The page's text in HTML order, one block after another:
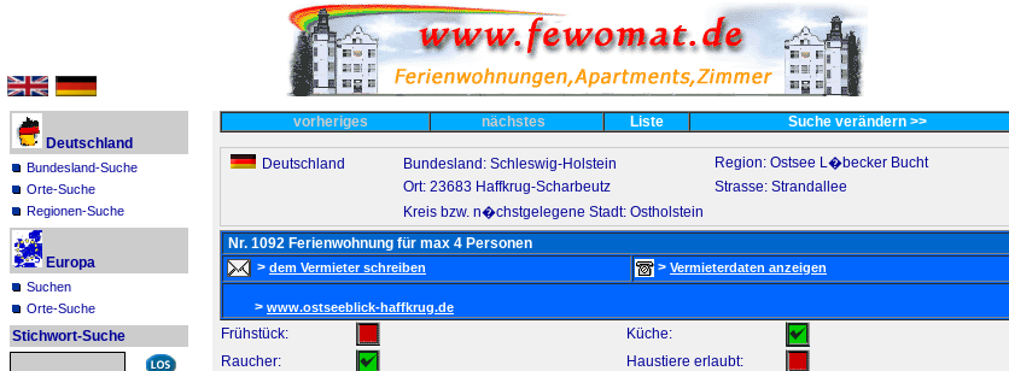
Deutschland
Bundesland-Suche
Orte-Suche
Regionen-Suche
Europa
Suchen
Orte-Suche
Stichwort-Suche
vorheriges nächstes Liste Suche verändern >>
Deutschland Bundesland: Schleswig-Holstein
Region: Ostsee L�becker Bucht
Ort: 23683 Haffkrug-Scharbeutz
Strasse: Strandallee
Kreis bzw. n�chstgelegene Stadt: Ostholstein
Nr. 1092 Ferienwohnung für max 4 Personen
> dem Vermieter schreiben > Vermieterdaten anzeigen
> www.ostseeblick-haffkrug.de
Frühstück:
Küche:
Raucher:
Haustiere erlaubt: